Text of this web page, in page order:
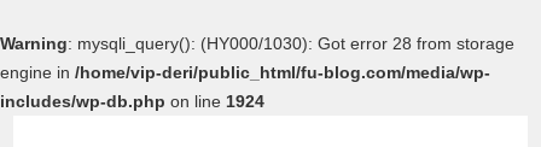
Warning: mysqli_query(): (HY000/1030): Got error 28 from storage
engine in /home/vip-deri/public_html/fu-blog.com/media/wp-
includes/wp-db.php on line 1924